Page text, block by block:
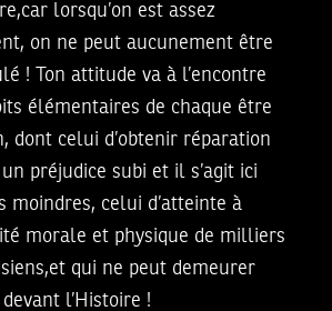
lorsqu’on est assez
on ne peut aucunement être
! Ton attitude va à l’encontre
élémentaires de chaque être
dont celui d’obtenir réparation
préjudice subi et il s’agit ici
moindres, celui d’atteinte à
morale et physique de milliers
qui ne peut demeurer
l’Histoire !